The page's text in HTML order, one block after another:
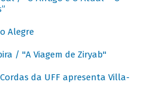
Alegre
/ "A Viagem de Ziryab"
da UFF apresenta Villa-